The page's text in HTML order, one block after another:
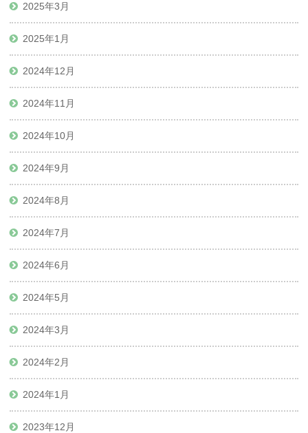
2025年3月
2025年1月
2024年12月
2024年11月
2024年10月
2024年9月
2024年8月
2024年7月
2024年6月
2024年5月
2024年3月
2024年2月
2024年1月
2023年12月